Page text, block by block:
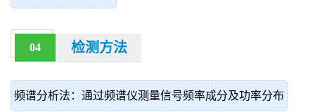
04 检测方法
频谱分析法：通过频谱仪测量信号频率成分及功率分布